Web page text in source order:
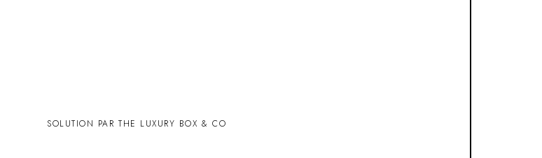
SOLUTION PAR THE LUXURY BOX & CO